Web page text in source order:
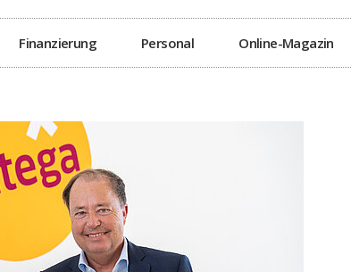
Finanzierung Personal Online-Magazin